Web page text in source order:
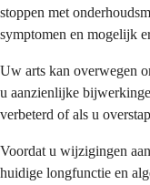
stoppen met
symptomen en mogelijk
Uw arts kan overwegen
u aanzienlijke
verbeterd of als u
Voordat u wijzigingen
huidige longfunctie en